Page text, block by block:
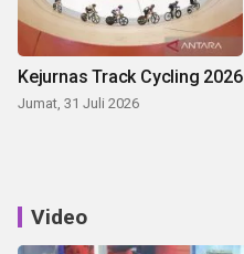
Kejurnas Track Cycling 2026
Jumat, 31 Juli 2026
Video